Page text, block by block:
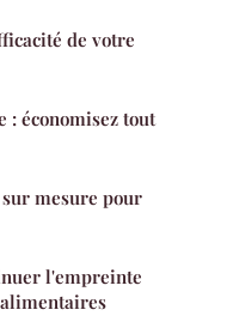
de votre
: économisez tout
mesure pour
l'empreinte